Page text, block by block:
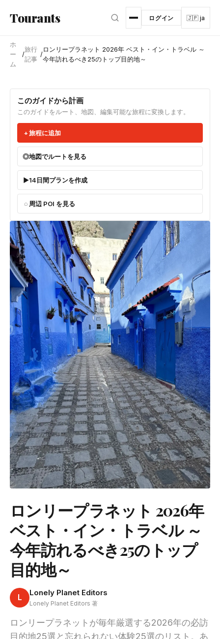
Tourants ログイン 🇯🇵 ja
ホ
ー
ム
/
旅行
記事
/
ロンリープラネット 2026年 ベスト・イン・トラベル ～
今年訪れるべき25のトップ目的地～
このガイドから計画
このガイドをルート、地図、編集可能な旅程に変換します。
旅程に追加
地図でルートを見る
14日間プランを作成
周辺 POI を見る
ロンリープラネット 2026年
ベスト・イン・トラベル ～
今年訪れるべき25のトップ
目的地～
L Lonely Planet Editors
Lonely Planet Editors 著
ロンリープラネットが毎年厳選する2026年の必訪
目的地25選と忘れられない体験25選のリスト。あ